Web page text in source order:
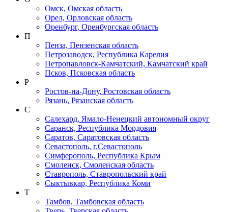
Омск, Омская область
Орел, Орловская область
Оренбург, Оренбургская область
П
Пенза, Пензенская область
Петрозаводск, Республика Карелия
Петропавловск-Камчатский, Камчатский край
Псков, Псковская область
Р
Ростов-на-Дону, Ростовская область
Рязань, Рязанская область
С
Салехард, Ямало-Ненецкий автономный округ
Саранск, Республика Мордовия
Саратов, Саратовская область
Севастополь, г.Севастополь
Симферополь, Республика Крым
Смоленск, Смоленская область
Ставрополь, Ставропольский край
Сыктывкар, Республика Коми
Т
Тамбов, Тамбовская область